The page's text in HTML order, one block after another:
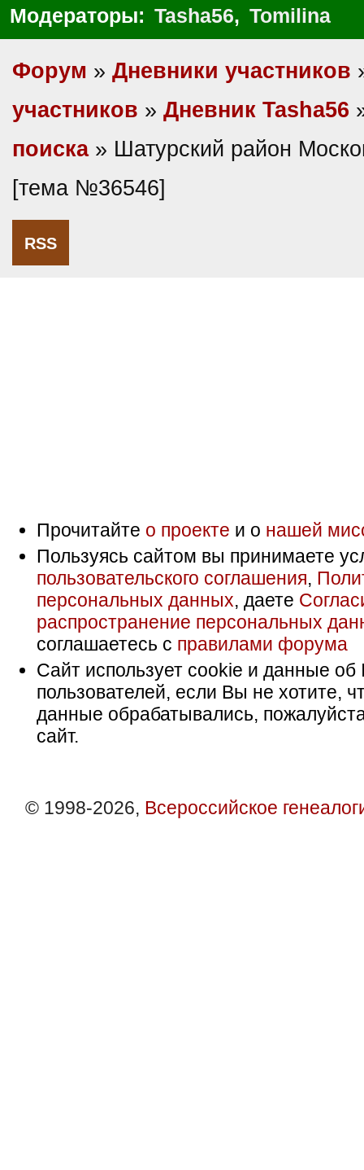
Модераторы: Tasha56, Tomilina
Форум » Дневники участников
участников » Дневник Tasha56
поиска» Шатурский район
[тема №36546]
RSS
Прочитайте о проекте и о нашей
Пользуясь сайтом вы принимаете
пользовательского соглашения,
персональных данных, даете
распространение персональных
соглашаетесь с правилами форума
Сайт использует cookie и данные об
пользователей, если Вы не хотите,
данные обрабатывались,
сайт.
© 1998-2026, Всероссийское